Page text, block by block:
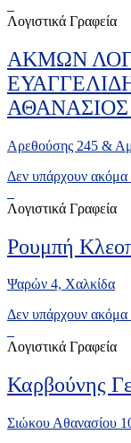
Λογιστικά Γραφεία
ΑΚΜΩΝ
Αρεθούσης 245 &
Δεν υπάρχουν ακόμα
Λογιστικά Γραφεία
Ρουμπή
Ψαρών 4, Χαλκίδα
Δεν υπάρχουν ακόμα
Λογιστικά Γραφεία
Καρβούνης
Σιώκου Αθανασίου